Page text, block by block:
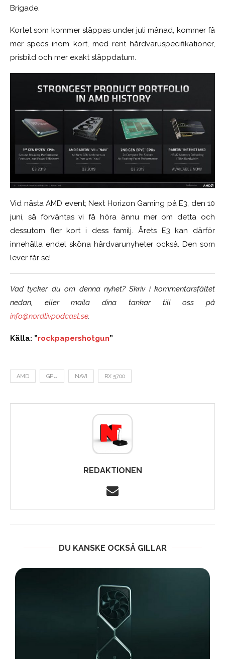
Brigade.
Kortet som kommer släppas under juli månad, kommer få
mer specs inom kort, med rent hårdvaruspecifikationer,
prisbild och mer exakt släppdatum.
Vid nästa AMD event; Next Horizon Gaming på E3, den 10
juni, så förväntas vi få höra ännu mer om detta och
dessutom fler kort i dess familj. Årets E3 kan därför
innehålla endel sköna hårdvarunyheter också. Den som
lever får se!
Vad tycker du om denna nyhet? Skriv i kommentarsfältet
nedan, eller maila dina tankar till oss på
info@nordlivpodcast.se.
Källa: ”rockpapershotgun”
AMD GPU NAVI RX 5700
REDAKTIONEN
DU KANSKE OCKSÅ GILLAR